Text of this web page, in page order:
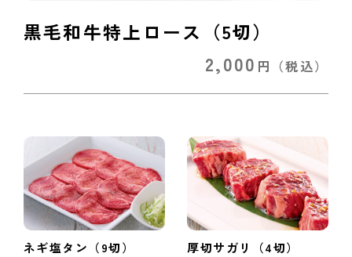
黒毛和牛特上ロース（5切）
2,000 円 （税込）
ネギ塩タン（9切）
厚切サガリ（4切）